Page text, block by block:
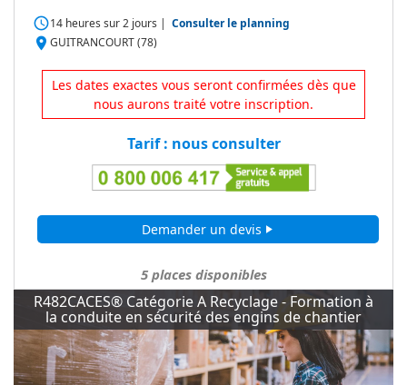
access_time14 heures sur2 jours | Consulter le planning
place GUITRANCOURT (78)
Les dates exactes vous seront confirmées dès que
nous aurons traité votre inscription.
Tarif : nous consulter
Demander un devis play_arrow
5 places disponibles
R482CACES® Catégorie A Recyclage - Formation à
la conduite en sécurité des engins de chantier